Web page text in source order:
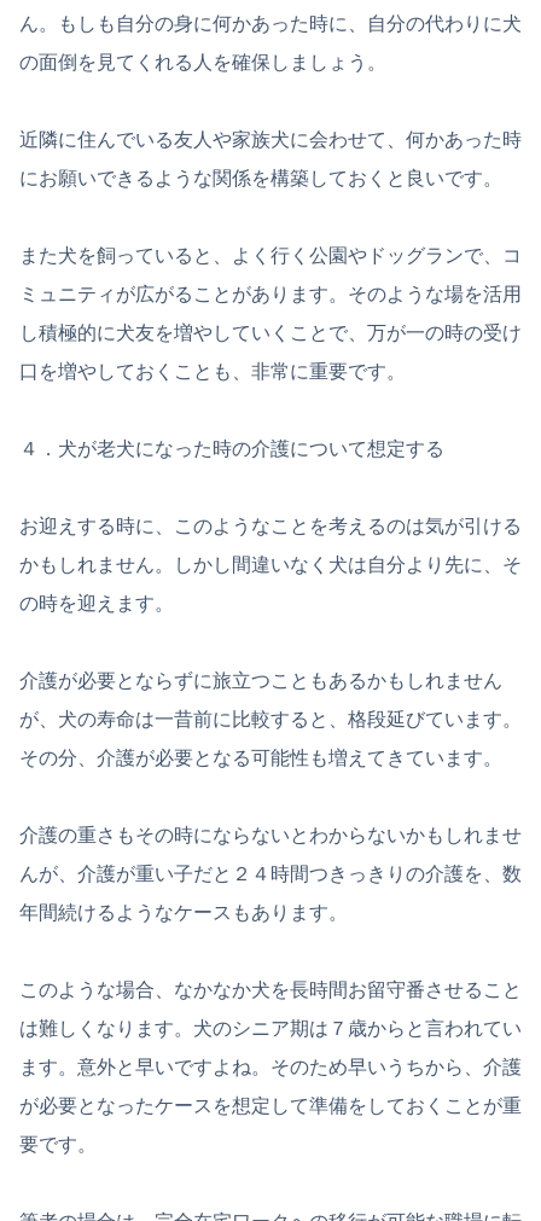
ん。もしも自分の身に何かあった時に、自分の代わりに犬
の面倒を見てくれる人を確保しましょう。
近隣に住んでいる友人や家族犬に会わせて、何かあった時
にお願いできるような関係を構築しておくと良いです。
また犬を飼っていると、よく行く公園やドッグランで、コ
ミュニティが広がることがあります。そのような場を活用
し積極的に犬友を増やしていくことで、万が一の時の受け
口を増やしておくことも、非常に重要です。
４．犬が老犬になった時の介護について想定する
お迎えする時に、このようなことを考えるのは気が引ける
かもしれません。しかし間違いなく犬は自分より先に、そ
の時を迎えます。
介護が必要とならずに旅立つこともあるかもしれません
が、犬の寿命は一昔前に比較すると、格段延びています。
その分、介護が必要となる可能性も増えてきています。
介護の重さもその時にならないとわからないかもしれませ
んが、介護が重い子だと２４時間つきっきりの介護を、数
年間続けるようなケースもあります。
このような場合、なかなか犬を長時間お留守番させること
は難しくなります。犬のシニア期は７歳からと言われてい
ます。意外と早いですよね。そのため早いうちから、介護
が必要となったケースを想定して準備をしておくことが重
要です。